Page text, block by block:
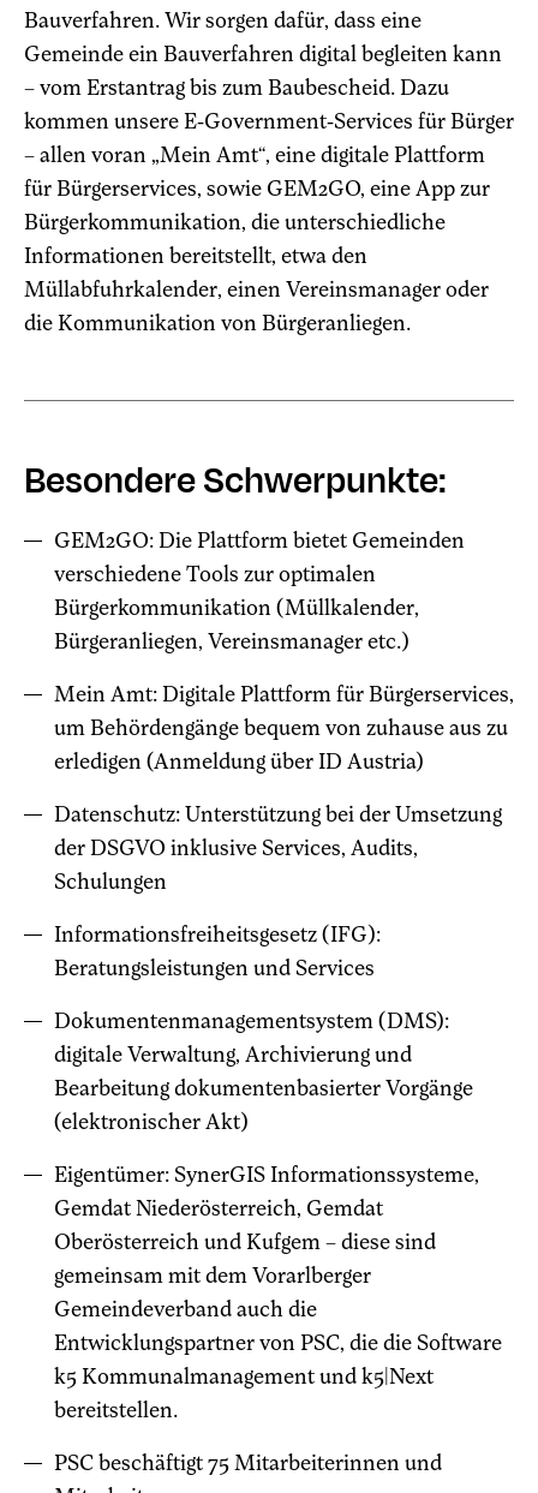
Bauverfahren. Wir sorgen dafür, dass eine
Gemeinde ein Bauverfahren digital begleiten kann
– vom Erstantrag bis zum Baubescheid. Dazu
kommen unsere E-Government-Services für Bürger
– allen voran „Mein Amt“, eine digitale Plattform
für Bürgerservices, sowie GEM2GO, eine App zur
Bürgerkommunikation, die unterschiedliche
Informationen bereitstellt, etwa den
Müllabfuhrkalender, einen Vereinsmanager oder
die Kommunikation von Bürgeranliegen.
Besondere Schwerpunkte:
GEM2GO: Die Plattform bietet Gemeinden
verschiedene Tools zur optimalen
Bürgerkommunikation (Müllkalender,
Bürgeranliegen, Vereinsmanager etc.)
Mein Amt: Digitale Plattform für Bürgerservices,
um Behördengänge bequem von zuhause aus zu
erledigen (Anmeldung über ID Austria)
Datenschutz: Unterstützung bei der Umsetzung
der DSGVO inklusive Services, Audits,
Schulungen
Informationsfreiheitsgesetz (IFG):
Beratungsleistungen und Services
Dokumentenmanagementsystem (DMS):
digitale Verwaltung, Archivierung und
Bearbeitung dokumentenbasierter Vorgänge
(elektronischer Akt)
Eigentümer: SynerGIS Informationssysteme,
Gemdat Niederösterreich, Gemdat
Oberösterreich und Kufgem – diese sind
gemeinsam mit dem Vorarlberger
Gemeindeverband auch die
Entwicklungspartner von PSC, die die Software
k5 Kommunalmanagement und k5|Next
bereitstellen.
PSC beschäftigt 75 Mitarbeiterinnen und